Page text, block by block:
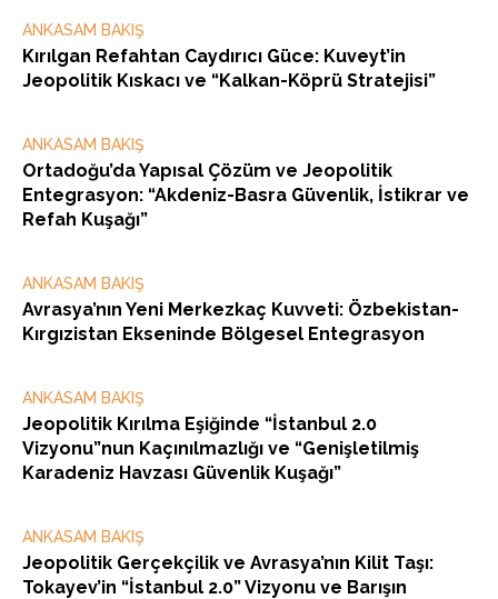
ANKASAM BAKIŞ
Kırılgan Refahtan Caydırıcı Güce: Kuveyt’in
Jeopolitik Kıskacı ve “Kalkan-Köprü Stratejisi”
ANKASAM BAKIŞ
Ortadoğu’da Yapısal Çözüm ve Jeopolitik
Entegrasyon: “Akdeniz-Basra Güvenlik, İstikrar ve
Refah Kuşağı”
ANKASAM BAKIŞ
Avrasya’nın Yeni Merkezkaç Kuvveti: Özbekistan-
Kırgızistan Ekseninde Bölgesel Entegrasyon
ANKASAM BAKIŞ
Jeopolitik Kırılma Eşiğinde “İstanbul 2.0
Vizyonu”nun Kaçınılmazlığı ve “Genişletilmiş
Karadeniz Havzası Güvenlik Kuşağı”
ANKASAM BAKIŞ
Jeopolitik Gerçekçilik ve Avrasya’nın Kilit Taşı:
Tokayev’in “İstanbul 2.0” Vizyonu ve Barışın